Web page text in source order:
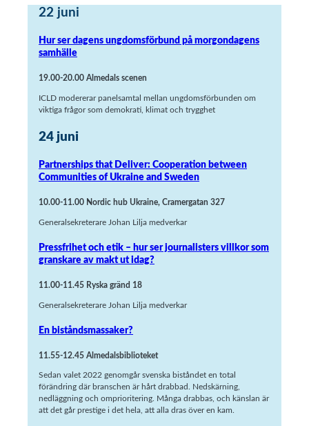
22 juni
Hur ser dagens ungdomsförbund på morgondagens
samhälle
19.00-20.00 Almedals scenen
ICLD modererar panelsamtal mellan ungdomsförbunden om
viktiga frågor som demokrati, klimat och trygghet
24 juni
Partnerships that Deliver: Cooperation between
Communities of Ukraine and Sweden
10.00-11.00 Nordic hub Ukraine, Cramergatan 327
Generalsekreterare Johan Lilja medverkar
Pressfrihet och etik – hur ser journalisters villkor som
granskare av makt ut idag?
11.00-11.45 Ryska gränd 18
Generalsekreterare Johan Lilja medverkar
En biståndsmassaker?
11.55-12.45 Almedalsbiblioteket
Sedan valet 2022 genomgår svenska biståndet en total
förändring där branschen är hårt drabbad. Nedskärning,
nedläggning och omprioritering. Många drabbas, och känslan är
att det går prestige i det hela, att alla dras över en kam.